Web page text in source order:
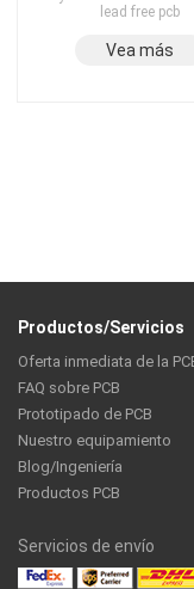
lead free pcb
Vea más
Productos/Servicios
Oferta inmediata de la
FAQ sobre PCB
Prototipado de PCB
Nuestro equipamiento
Blog/Ingeniería
Productos PCB
Servicios de envío